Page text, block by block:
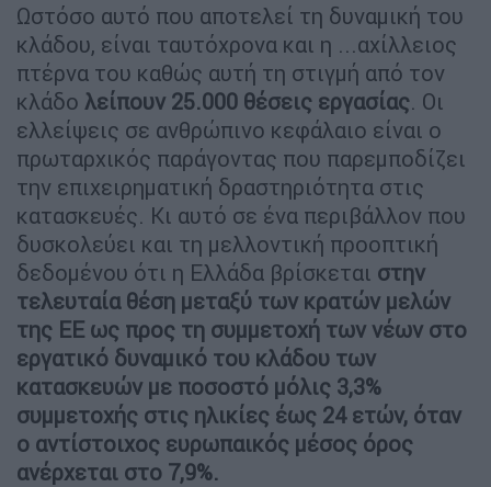
Ωστόσο αυτό που αποτελεί τη δυναμική του
κλάδου, είναι ταυτόχρονα και η ...αχίλλειος
πτέρνα του καθώς αυτή τη στιγμή από τον
κλάδο λείπουν 25.000 θέσεις εργασίας. Οι
ελλείψεις σε ανθρώπινο κεφάλαιο είναι ο
πρωταρχικός παράγοντας που παρεμποδίζει
την επιχειρηματική δραστηριότητα στις
κατασκευές. Κι αυτό σε ένα περιβάλλον που
δυσκολεύει και τη μελλοντική προοπτική
δεδομένου ότι η Ελλάδα βρίσκεται στην
τελευταία θέση μεταξύ των κρατών μελών
της ΕΕ ως προς τη συμμετοχή των νέων στο
εργατικό δυναμικό του κλάδου των
κατασκευών με ποσοστό μόλις 3,3%
συμμετοχής στις ηλικίες έως 24 ετών, όταν
ο αντίστοιχος ευρωπαικός μέσος όρος
ανέρχεται στο 7,9%.